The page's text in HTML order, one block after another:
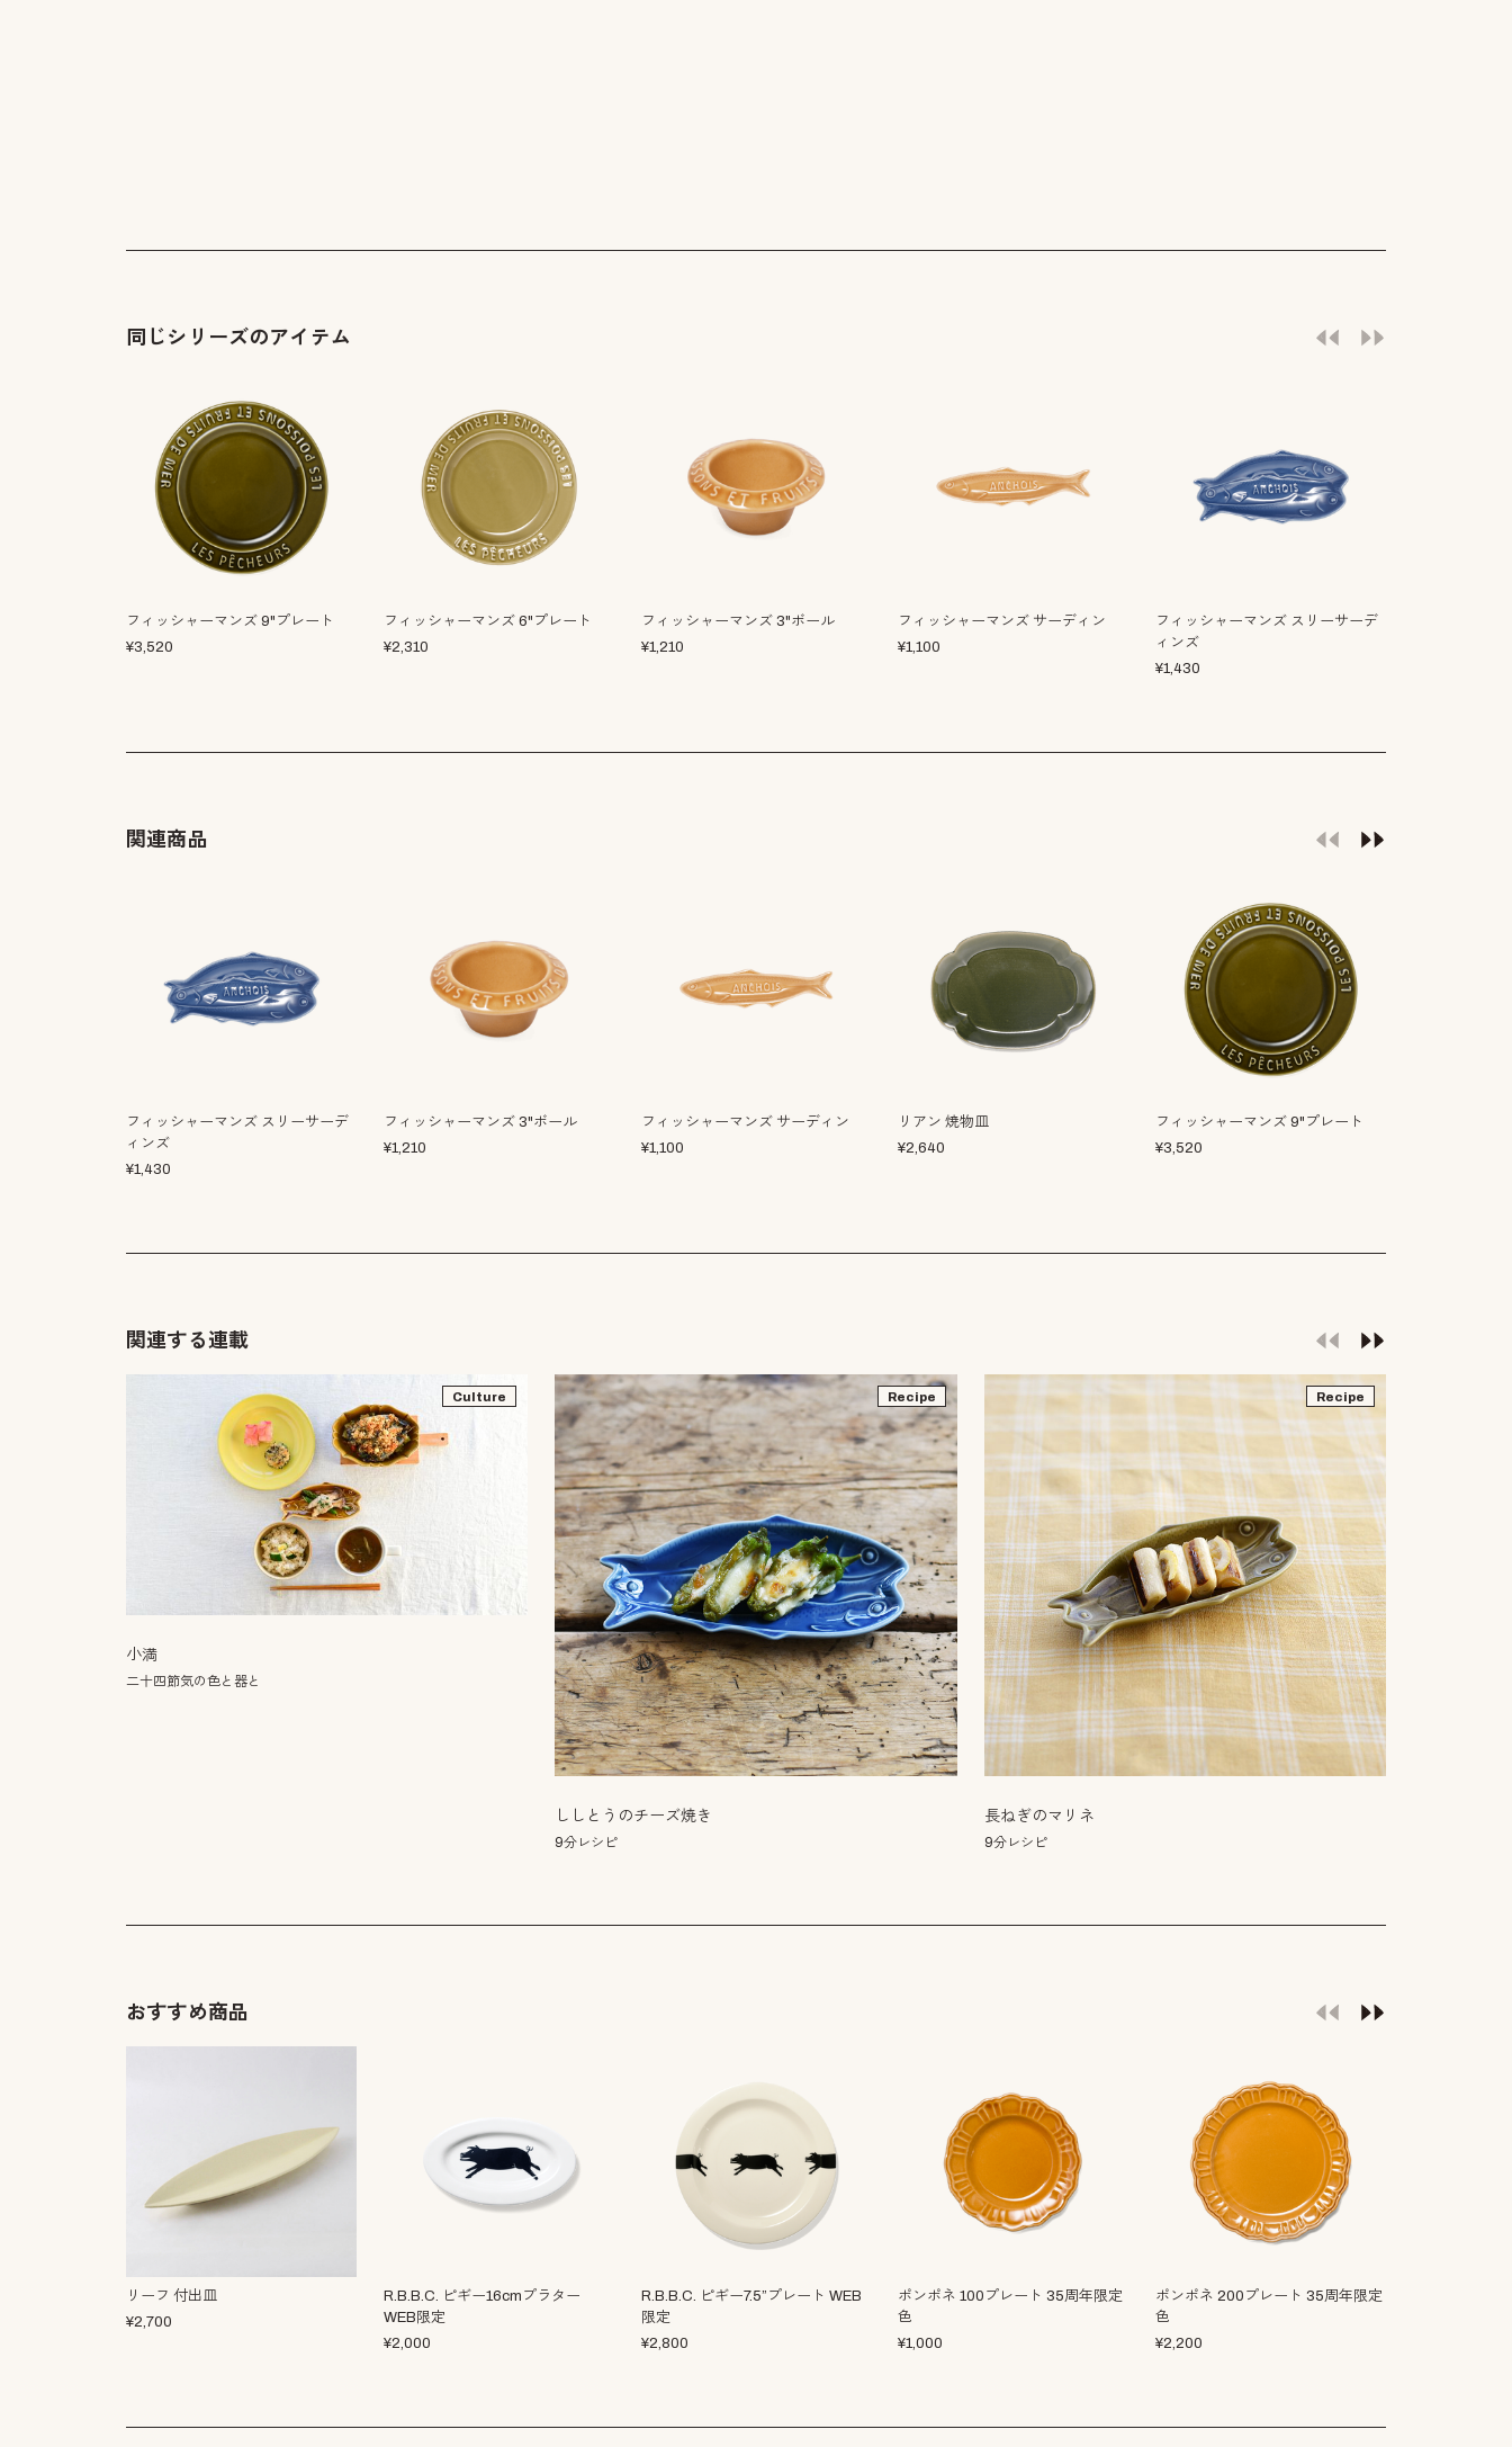
同じシリーズのアイテム
フィッシャーマンズ 9"プレート
¥3,520
フィッシャーマンズ 6"プレート
¥2,310
フィッシャーマンズ 3"ボール
¥1,210
フィッシャーマンズ サーディン
¥1,100
フィッシャーマンズ スリーサーデ
ィンズ
¥1,430
関連商品
フィッシャーマンズ スリーサーデ
ィンズ
¥1,430
フィッシャーマンズ 3"ボール
¥1,210
フィッシャーマンズ サーディン
¥1,100
リアン 焼物皿
¥2,640
フィッシャーマンズ 9"プレート
¥3,520
関連する連載
Culture
小満
二十四節気の色と器と
Recipe
ししとうのチーズ焼き
9分レシピ
Recipe
長ねぎのマリネ
9分レシピ
おすすめ商品
リーフ 付出皿
¥2,700
R.B.B.C. ピギー16cmプラター
WEB限定
¥2,000
R.B.B.C. ピギー7.5”プレート WEB
限定
¥2,800
ポンポネ 100プレート 35周年限定
色
¥1,000
ポンポネ 200プレート 35周年限定
色
¥2,200